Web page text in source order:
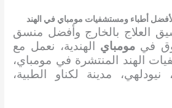
أطباء ومستشفيات مومباي في الهند
العلاج بالخارج وأفضل منسق
في مومباي الهندية، نعمل مع
الهند المنتشرة في مومباي،
نيودلهي، مدينة لكناو الطبية،